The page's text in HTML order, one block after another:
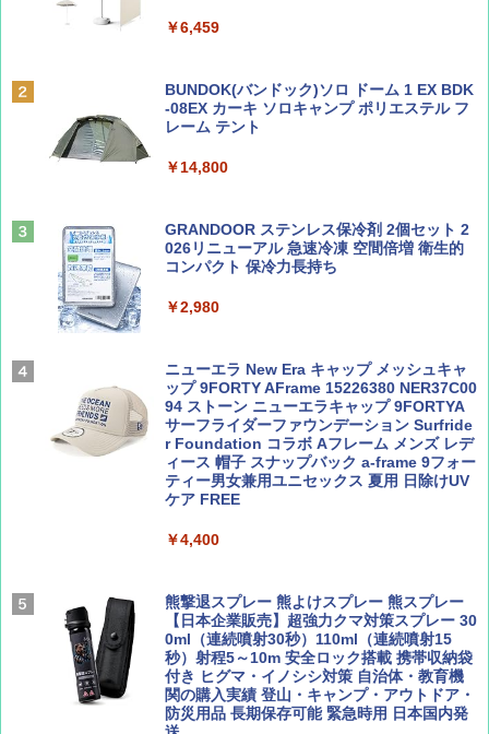
SOTO ミニマル"旅"財布 ランダム2種】
￥1,500
￥1,540
￥1,540
AIRLINE（エアライン）2026年9月号【特
集】ボーイング110周年を祝して！
￥1,760
球の歩き方A ヨーロッパ
￥2,479
￥2,695
ァキア 2026～2027 地球の歩き方A ヨーロッ
パ
￥2,277
新しい日本地理 地図・統計・移動から読み
解く (講談社現代新書)
￥1,540
PYKES PEAK (パイクスピーク) 着替えテン
ト プライバシー テント 【中が透けない】 1
ーチ ピクニック ポップアップテント 携帯 簡
￥4,980
テント ワンタッチ RENEW 幅200 2-3人用 43
￥5,999
[キャンパーズコレクション 山善] 傘みたいに
広げるだけ パッとサッとテント ブラックコ
ーティング フルクローズ メッシュ 3-4人用
簡単設置 ポップアップテント エクルベージ
ュ(BC仕様) PATC-150B(EB)
￥9,990
[キャンパーズコレクション 山善] 傘みたいに
広げるだけ パッとサッとテント キューブワ
イド ブラックコーティング フルクローズ メ
ッシュ 4人用 簡単設置 ポップアップテント P
ATCW-150B エクルベージュ
￥-
￥6,459
BUNDOK(バンドック)ソロ ドーム 1 EX BDK
-08EX カーキ ソロキャンプ ポリエステル フ
レーム テント
￥14,800
GRANDOOR ステンレス保冷剤 2個セット 2
026リニューアル 急速冷凍 空間倍増 衛生的
コンパクト 保冷力長持ち
￥2,980
ニューエラ New Era キャップ メッシュキャ
ップ 9FORTY AFrame 15226380 NER37C00
94 ストーン ニューエラキャップ 9FORTYA
サーフライダーファウンデーション Surfride
r Foundation コラボ Aフレーム メンズ レデ
ィース 帽子 スナップバック a-frame 9フォー
ティー男女兼用ユニセックス 夏用 日除けUV
ケア FREE
￥4,400
熊撃退スプレー 熊よけスプレー 熊スプレー
【日本企業販売】超強力クマ対策スプレー 30
0ml（連続噴射30秒）110ml（連続噴射15
秒）射程5～10m 安全ロック搭載 携帯収納袋
付き ヒグマ・イノシシ対策 自治体・教育機
関の購入実績 登山・キャンプ・アウトドア・
防災用品 長期保存可能 緊急時用 日本国内発